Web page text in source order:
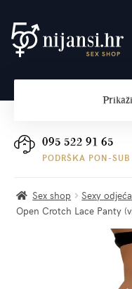
Preskoči
na
Skoči
do
Plaćanje i dostava
Prikaži
095 522 91 65
PODRŠKA PON-
Sex shop Sexy odjeća
Open Crotch Lace Panty